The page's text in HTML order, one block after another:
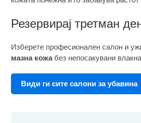
Резервирај третман
Изберете професионален салон и
мазна кожабез непосакувани
Види ги сите салони за убавина